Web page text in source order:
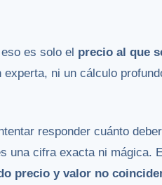
es solo el precio al que
experta, ni un cálculo
responder cuánto
una cifra exacta ni mágica.
precio y valor no